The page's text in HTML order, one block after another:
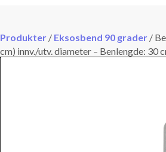
Produkter / Eksosbend 90 grader /
cm) innv./utv. diameter – Benlengde: 30